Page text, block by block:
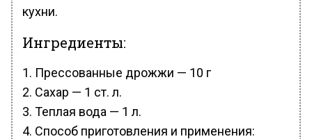
кухни.
Ингредиенты:
Прессованные дрожжи — 10 г
Сахар — 1 ст. л.
Теплая вода — 1 л.
Способ приготовления и применения: